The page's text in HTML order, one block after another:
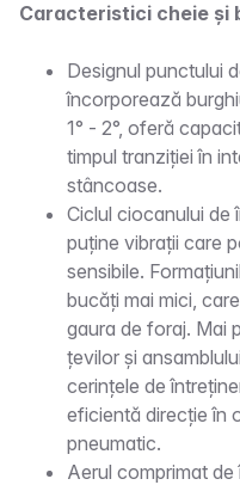
Caracteristici cheie și
Designul punctului
încorporează
1° - 2°, oferă
timpul tranziției în
stâncoase.
Ciclul ciocanului de
puține vibrații care
sensibile.
bucăți mai mici,
gaura de foraj. Mai
țevilor și
cerințele de
eficientă direcție în
pneumatic.
Aerul comprimat